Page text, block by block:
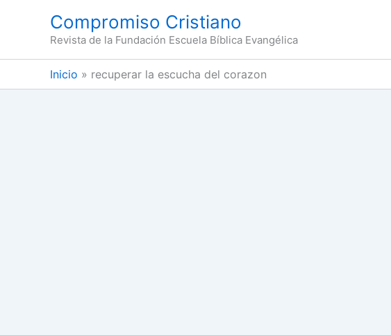
contenido
Compromiso Cristiano
Revista de la Fundación Escuela Bíblica Evangélica
Inicio recuperar la escucha del corazon